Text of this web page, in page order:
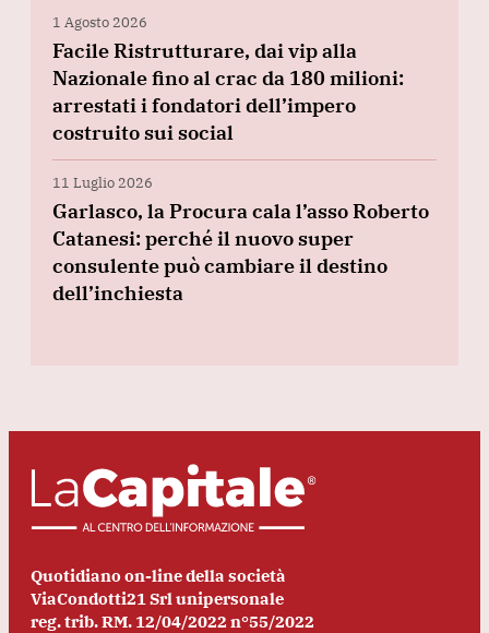
1 Agosto 2026
Facile Ristrutturare, dai vip alla
Nazionale fino al crac da 180 milioni:
arrestati i fondatori dell’impero
costruito sui social
11 Luglio 2026
Garlasco, la Procura cala l’asso Roberto
Catanesi: perché il nuovo super
consulente può cambiare il destino
dell’inchiesta
Quotidiano on-line della società
ViaCondotti21 Srl unipersonale
reg. trib. RM. 12/04/2022 n°55/2022